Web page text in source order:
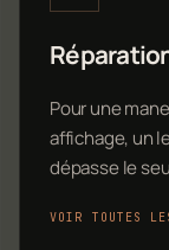
Pour une
affichage, un
dépasse le
VOIR TOUTES